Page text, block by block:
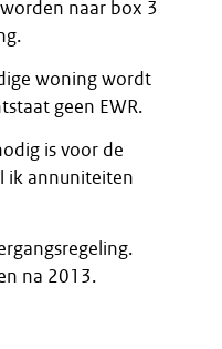
naar box 3
woning wordt
geen EWR.
is voor de
ik annuniteiten
na 2013.